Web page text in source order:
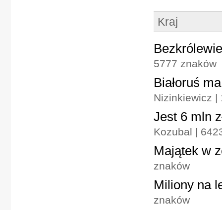
Kraj
5777 znaków
Białoruś
Nizinkiewicz |
Jest 6 mln
Kozubal |
Majątek w
znaków
Miliony na
znaków